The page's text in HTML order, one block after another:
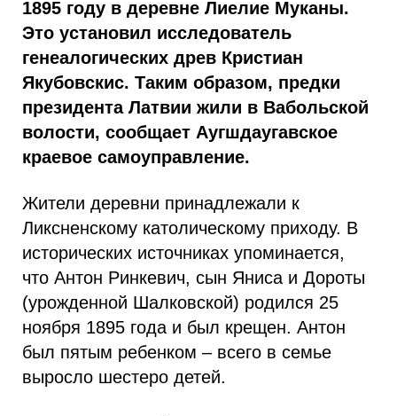
1895 году в деревне Лиелие Муканы.
Это установил исследователь
генеалогических древ Кристиан
Якубовскис. Таким образом, предки
президента Латвии жили в Вабольской
волости, сообщает Аугшдаугавское
краевое самоуправление.
Жители деревни принадлежали к
Ликсненскому католическому приходу. В
исторических источниках упоминается,
что Антон Ринкевич, сын Яниса и Дороты
(урожденной Шалковской) родился 25
ноября 1895 года и был крещен. Антон
был пятым ребенком – всего в семье
выросло шестеро детей.